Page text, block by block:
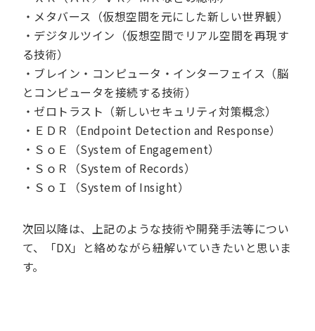
・メタバース（仮想空間を元にした新しい世界観）
・デジタルツイン（仮想空間でリアル空間を再現す
る技術）
・ブレイン・コンピュータ・インターフェイス（脳
とコンピュータを接続する技術）
・ゼロトラスト（新しいセキュリティ対策概念）
・ＥＤＲ（Endpoint Detection and Response）
・ＳｏＥ（System of Engagement）
・ＳｏＲ（System of Records）
・ＳｏＩ（System of Insight）
次回以降は、上記のような技術や開発手法等につい
て、「DX」と絡めながら紐解いていきたいと思いま
す。